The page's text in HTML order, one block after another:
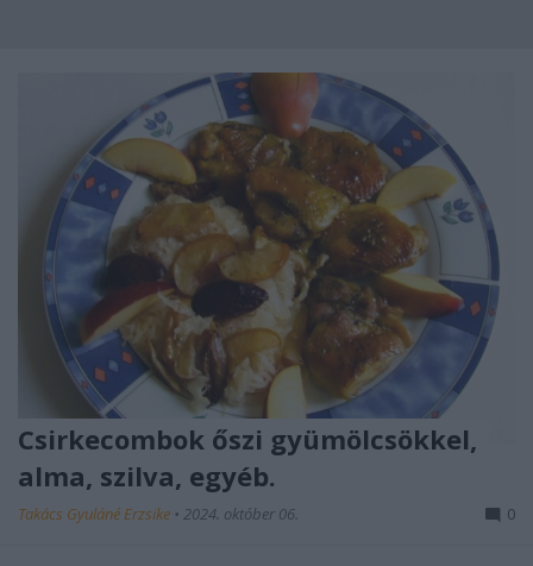
Csirkecombok őszi gyümölcsökkel,
alma, szilva, egyéb.
Takács Gyuláné Erzsike • 2024. október 06. 0